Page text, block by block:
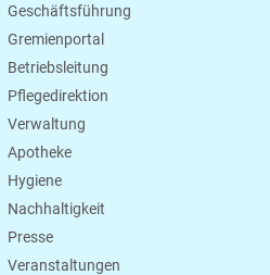
Geschäftsführung
Gremienportal
Betriebsleitung
Pflegedirektion
Verwaltung
Apotheke
Hygiene
Nachhaltigkeit
Presse
Veranstaltungen